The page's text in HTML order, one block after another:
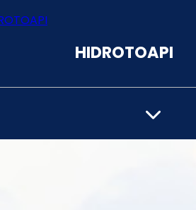
herramientas
HIDROTOAPI